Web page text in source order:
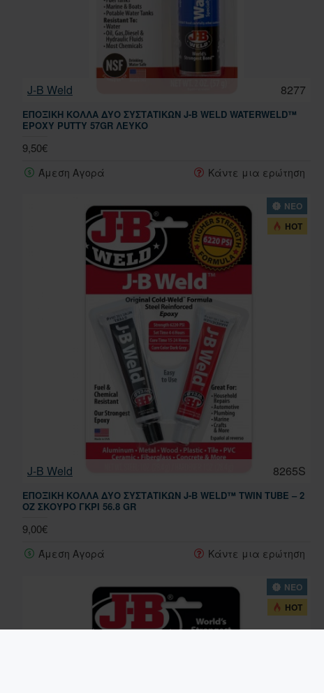
J-B Weld 8277
ΕΠΟΞΙΚΉ ΚΌΛΛΑ ΔΎΟ ΣΥΣΤΑΤΙΚΏΝ J-B WELD WATERWELD™
EPOXY PUTTY 57GR ΛΕΥΚΌ
9,50€
Άμεση Αγορά Κάντε μια ερώτηση
ΝΕΟ
HOT
J-B Weld 8265S
ΕΠΟΞΙΚΉ ΚΌΛΛΑ ΔΎΟ ΣΥΣΤΑΤΙΚΏΝ J-B WELD™ TWIN TUBE – 2
OZ ΣΚΟΥΡΟ ΓΚΡΙ 56.8 GR
9,00€
Άμεση Αγορά Κάντε μια ερώτηση
ΝΕΟ
HOT